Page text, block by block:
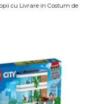
cu Livrare in Costum de